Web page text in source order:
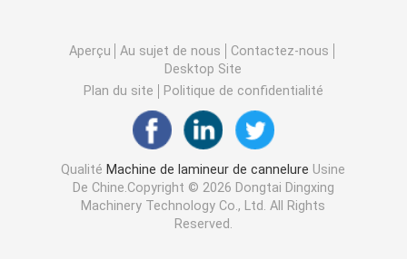
Aperçu Au sujet de nous
Contactez-nous
Desktop Site
Plan du site
Politique de confidentialité
Qualité Machine de lamineur de cannelure Usine
De Chine.Copyright © 2026 Dongtai Dingxing
Machinery Technology Co., Ltd. All Rights
Reserved.